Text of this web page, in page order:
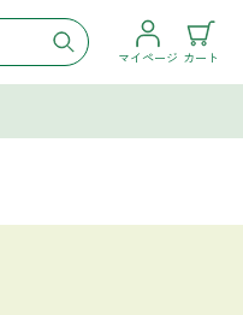
マイページ カート